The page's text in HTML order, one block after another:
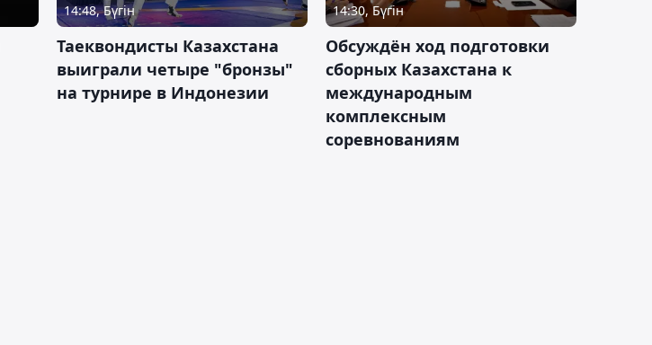
14:48, Бүгін
Таеквондисты Казахстана
выиграли четыре "бронзы"
на турнире в Индонезии
14:30, Бүгін
Обсуждён ход подготовки
сборных Казахстана к
международным
комплексным
соревнованиям